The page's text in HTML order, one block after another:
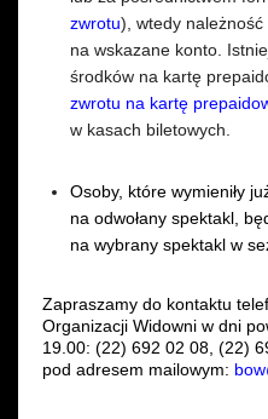
zwrotu), wtedy
na wskazane konto.
środków na kartę
zwrotu na kartę
w kasach biletowych.
Osoby, które wymieniły
na odwołany spektakl,
na wybrany spektakl w
Zapraszamy do kontaktu
Organizacji Widowni w dni
19.00: (22) 692 02 08, (22)
pod adresem mailowym: